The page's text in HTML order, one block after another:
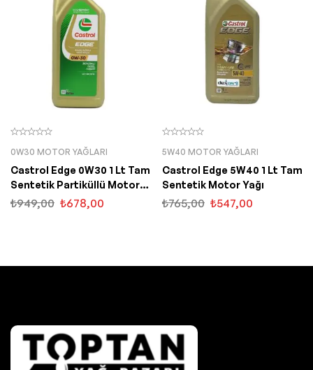
0W30 MOTOR YAĞLARI
Castrol Edge 0W30 1 Lt Tam
Sentetik Partiküllü Motor
Yağı
₺949,00 ₺678,00
5W40 MOTOR YAĞLARI
Castrol Edge 5W40 1 Lt Tam
Sentetik Motor Yağı
₺765,00 ₺547,00